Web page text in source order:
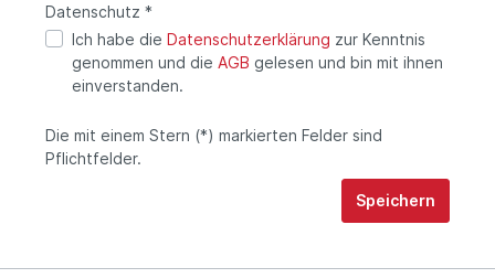
Datenschutz *
Ich habe die Datenschutzerklärung zur Kenntnis
genommen und die AGB gelesen und bin mit ihnen
einverstanden.
Die mit einem Stern (*) markierten Felder sind
Pflichtfelder.
Speichern